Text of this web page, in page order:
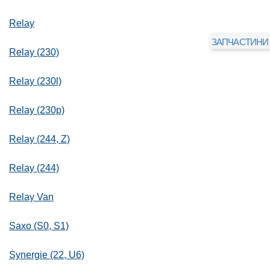
Relay
Relay (230)
Relay (230l)
Relay (230p)
Relay (244, Z)
Relay (244)
Relay Van
Saxo (S0, S1)
Synergie (22, U6)
ЗАПЧАСТИНИ